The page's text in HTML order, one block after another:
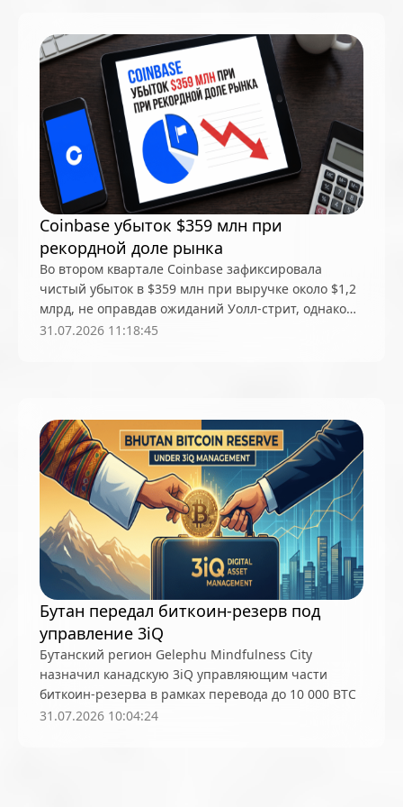
Cumberland
Curve (CRV) Dash
DeepMind
DeepSeek
DeFi dePIN
Deutsche Bank
DEX
Dogecoin (DOGE)
Dune Analytics
Elliptic
Emurgo Ernst & Young
ETF
Ethena
Ethereum (ETH)
Ethereum Name Service
Exodus
Facebook
FATF
FDIC Fidelity Investments
ForkLog Consulting
FTX
Gemini
GitHub Glassnode
Goldman Sachs
Google
Google Gemini
Google Trends
Iris Energy
JPMorgan Jump Trading
K33
Kaiko
Kalshi KPMG Kraken
KuCoin
LayerZero
Lazarus Ledger LG
Lido
Lightning Network
Litecoin (LTC)
Mantle
Marathon (MARA)
Matrixport
Messari
meta
MetaMask
Microsoft
MicroStrategy (Strategy)
Monad
MoonPay
Morgan Stanley
Nansen Nasdaq
NEAR
Netflix
NFT Nokia NVIDIA
NYDIG
OKX
OneLiners
Coinbase убыток $359 млн при
рекордной доле рынка
Во втором квартале Coinbase зафиксировала
чистый убыток в $359 млн при выручке около $1,2
млрд, не оправдав ожиданий Уолл-стрит, однако
доля биржи в мировом объеме торгов
31.07.2026 11:18:45
Бутан передал биткоин-резерв под
управление 3iQ
Бутанский регион Gelephu Mindfulness City
назначил канадскую 3iQ управляющим части
биткоин-резерва в рамках перевода до 10 000 BTC
31.07.2026 10:04:24